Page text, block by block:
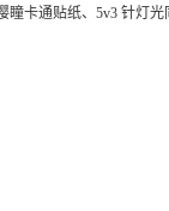
瞳卡通贴纸、5v3 针灯